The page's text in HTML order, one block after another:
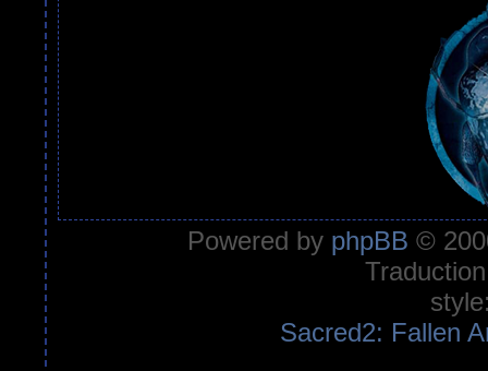
Powered by phpBB ©
Sacred2: Fallen